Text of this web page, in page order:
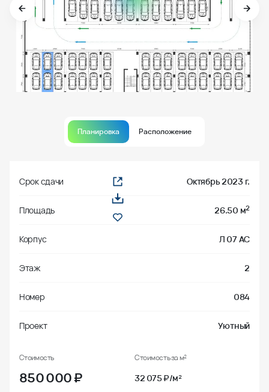
Планировка Расположение
Срок сдачи Октябрь 2023 г.
Площадь 26.50 м2
Корпус Л 07 АС
Этаж 2
Номер 084
Проект Уютный
Стоимость
850 000₽
Стоимость за м²
32 075 ₽/м²